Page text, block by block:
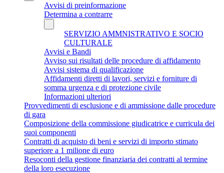
Avvisi di preinformazione
Determina a contrarre
SERVIZIO AMMNISTRATIVO E SOCIO
CULTURALE
Avvisi e Bandi
Avviso sui risultati delle procedure di affidamento
Avvisi sistema di qualificazione
Affidamenti diretti di lavori, servizi e forniture di
somma urgenza e di protezione civile
Informazioni ulteriori
Provvedimenti di esclusione e di ammissione dalle procedure
di gara
Composizione della commissione giudicatrice e curricula dei
suoi componenti
Contratti di acquisto di beni e servizi di importo stimato
superiore a 1 milione di euro
Resoconti della gestione finanziaria dei contratti al termine
della loro esecuzione